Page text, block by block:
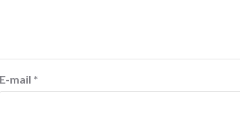
E-mail *